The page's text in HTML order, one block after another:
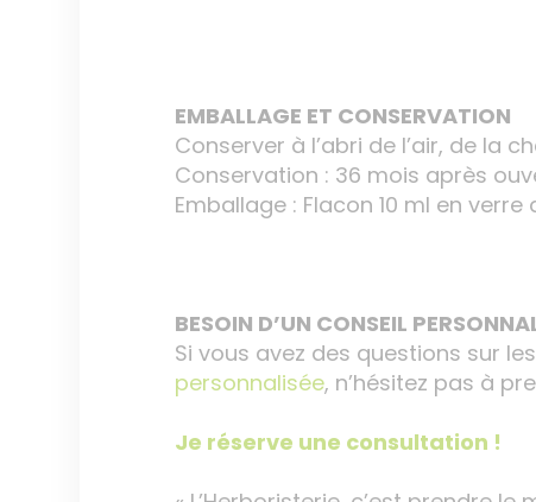
EMBALLAGE ET CONSERVATION
Conserver à l’abri de l’air, de la
Conservation : 36 mois après
Emballage : Flacon 10 ml en
BESOIN D’UN CONSEIL
Si vous avez des questions sur les
personnalisée, n’hésitez pas à
Je réserve une consultation !